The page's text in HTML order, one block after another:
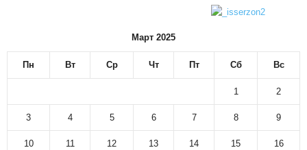
Март 2025
Пн Вт Ср Чт Пт Сб Вс
1 2
3 4 5 6 7 8 9
10 11 12 13 14 15 16